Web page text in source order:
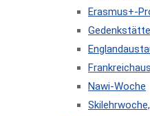
Erasmus+-
Nawi-Woche